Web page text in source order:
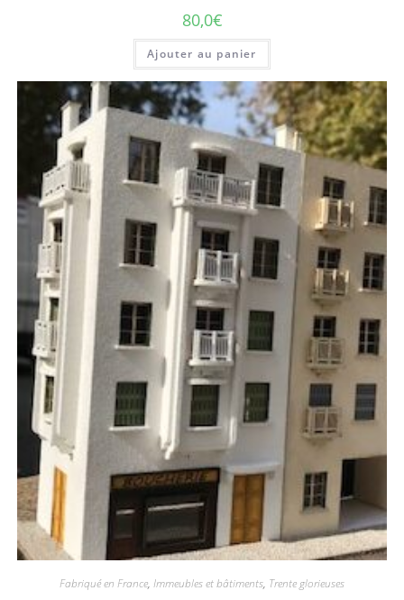
80,0€
Ajouter au panier
Fabriqué en France, Immeubles et bâtiments, Trente glorieuses